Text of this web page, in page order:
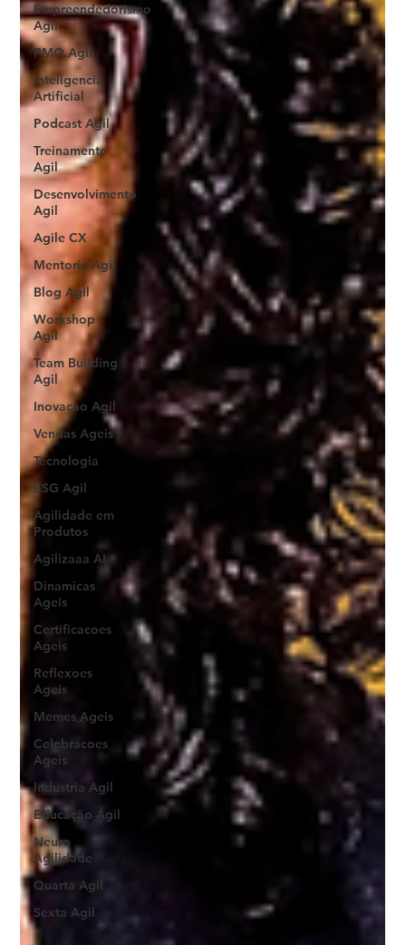
Empreendedorismo
Agil
PMO Agil
Inteligencia
Artificial
Podcast Agil
Treinamento
Agil
Desenvolvimento
Agil
Agile CX
Mentoria Agil
Blog Agil
Workshop
Agil
Team Building
Agil
Inovacao Agil
Vendas Ageis
Tecnologia
ESG Agil
Agilidade em
Produtos
Agilizaaa AI
Dinamicas
Ageis
Certificacoes
Ageis
Reflexoes
Ageis
Memes Ageis
Celebracoes
Ageis
Industria Agil
Educação Ágil
Neuro
Agilidade
Quarta Agil
Sexta Agil